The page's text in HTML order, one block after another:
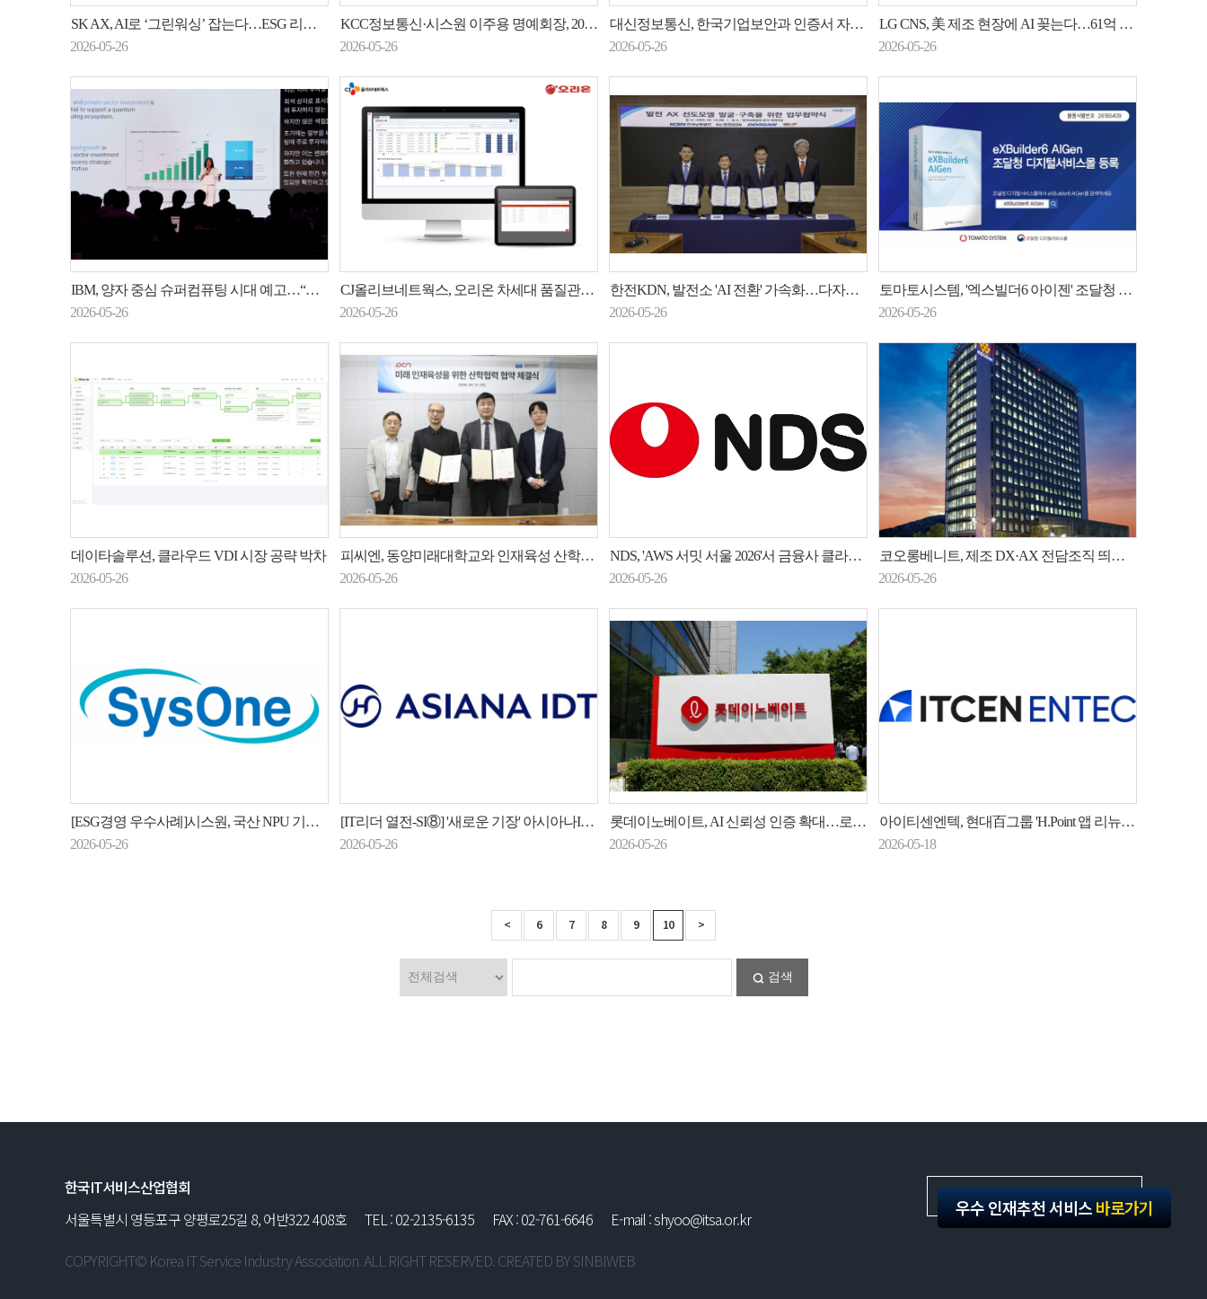
우수 인재추천 서비스바로가기
SK AX, AI로 ‘그린워싱’ 잡는다…ESG 리스크 관리 강화
2026-05-26
KCC정보통신·시스원 이주용 명예회장, 2026 한국경영학회 ‘대한민국 경영자대상’
2026-05-26
대신정보통신, 한국기업보안과 인증서 자동화 관리 솔루션 'UCLM' 총판 계약
2026-05-26
LG CNS, 美 제조 현장에 AI 꽂는다…61억 달러 시장 정조준
2026-05-26
IBM, 양자 중심 슈퍼컴퓨팅 시대 예고…“올해 양자 우위 입증할 것”
2026-05-26
CJ올리브네트웍스, 오리온 차세대 품질관리시스템 구축
2026-05-26
한전KDN, 발전소 'AI 전환' 가속화…다자간 업무협약
2026-05-26
토마토시스템, '엑스빌더6 아이젠' 조달청 디지털서비스몰 등록
2026-05-26
데이타솔루션, 클라우드 VDI 시장 공략 박차
2026-05-26
피씨엔, 동양미래대학교와 인재육성 산학협력 MOU 체결
2026-05-26
NDS, 'AWS 서밋 서울 2026'서 금융사 클라우드 전환 사례 발표
2026-05-26
코오롱베니트, 제조 DX·AX 전담조직 띄웠다…외부 고객 확보 속도전
2026-05-26
[ESG경영 우수사례]시스원, 국산 NPU 기반 '저전력 AX' 시장 정조준…ESG 경영 가속화
2026-05-26
[IT리더 열전-SI⑧] '새로운 기장' 아시아나IDT 윤찬의 "대외 AX사업 확장"
2026-05-26
롯데이노베이트, AI 신뢰성 인증 확대…로봇 서비스 사업 힘 싣는다
2026-05-26
아이티센엔텍, 현대百그룹 'H.Point 앱 리뉴얼' 사업 수주
2026-05-18
< 6 7 8 9 10 >
검색
Family Site
한국IT서비스산업협회
서울특별시 영등포구 양평로25길 8, 어반322 408호
TEL : 02-2135-6135 FAX : 02-761-6646
E-mail : shyoo@itsa.or.kr
COPYRIGHT© Korea IT Service Industry Association. ALL RIGHT RESERVED. CREATED BYSINBIWEB